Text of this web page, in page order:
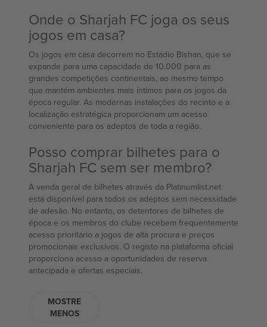
Onde o Sharjah FC joga os seus
jogos em casa?
Os jogos em casa decorrem no Estádio Bishan, que se
expande para uma capacidade de 10.000 para as
grandes competições continentais, ao mesmo tempo
que mantém ambientes mais íntimos para os jogos da
época regular. As modernas instalações do recinto e a
localização estratégica proporcionam um acesso
conveniente para os adeptos de toda a região.
Posso comprar bilhetes para o
Sharjah FC sem ser membro?
A venda geral de bilhetes através da Platinumlist.net
está disponível para todos os adeptos sem necessidade
de adesão. No entanto, os detentores de bilhetes de
época e os membros do clube recebem frequentemente
acesso prioritário a jogos de alta procura e preços
promocionais exclusivos. O registo na plataforma oficial
proporciona acesso a oportunidades de reserva
antecipada e ofertas especiais.
MOSTRE
MENOS